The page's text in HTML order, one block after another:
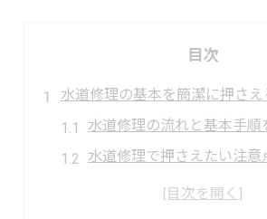
目次
水道修理の基本を簡潔に押さえ
水道修理の流れと基本手順
水道修理で押さえたい注意
簡潔な水道修理のための必